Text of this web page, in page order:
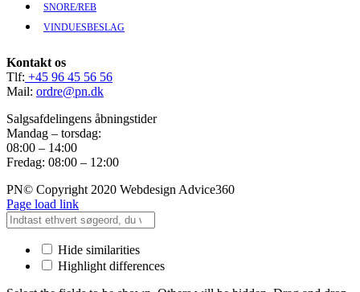
SNORE/REB
VINDUESBESLAG
Kontakt os
Tlf: +45 96 45 56 56
Mail: ordre@pn.dk
Salgsafdelingens åbningstider
Mandag – torsdag:
08:00 – 14:00
Fredag: 08:00 – 12:00
PN© Copyright 2020 Webdesign Advice360
Page load link
Hide similarities
Highlight differences